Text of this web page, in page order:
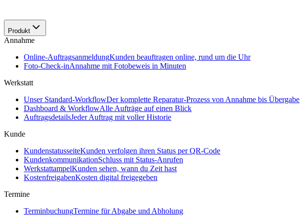
Produkt
Annahme
Online-AuftragsanmeldungKunden beauftragen online, rund um die Uhr
Foto-Check-inAnnahme mit Fotobeweis in Minuten
Werkstatt
Unser Standard-WorkflowDer komplette Reparatur-Prozess von Annahme bis Übergabe
Dashboard & WorkflowAlle Aufträge auf einen Blick
AuftragsdetailsJeder Auftrag mit voller Historie
Kunde
KundenstatusseiteKunden verfolgen ihren Status per QR-Code
KundenkommunikationSchluss mit Status-Anrufen
WerkstattampelKunden sehen, wann du Zeit hast
KostenfreigabenKosten digital freigegeben
Termine
TerminbuchungTermine für Abgabe und Abholung